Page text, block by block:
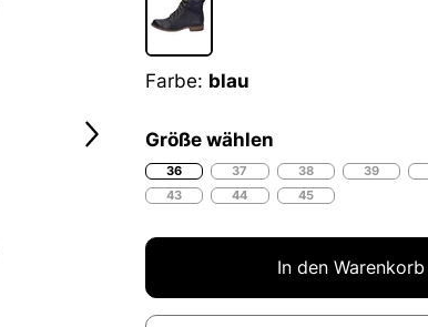
Farbe: blau
Größe wählen
36 37 38 39
43
44 45
In den Warenkorb